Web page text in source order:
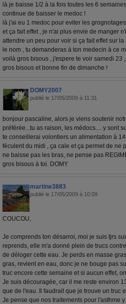
là je baisse 1/2 à la fois toutes les 6
continue de baisser le medoc !
là j'ai eu 1 medoc pour eviter les
et ça fait effet , je n'ai plus envie de manger
attendre un peu pour voir si ça fait effet sur
le nom , tu demanderas à ton medecin à ce
voilà gros bisous , j'espere te voir samedi 23
gros bisous et bonne fin de dimanche !
DOMY2007
publié le 17/05/2009 à 11:31
bonjour pascaline, alors je viens soutenir
préférée...tu as raison, les médocs.... y sont
te conseillerai volontiers un alimentation à
féculent du midi , ça cale et ça permet de ne
ne baisse pas les bras, ne pense pas
gros bisous à toi. DOMY
martine3883
publié le 17/05/2009 à 10:09
COUCOU,
Je comprends ton désarroi, moi je suis tjrs
reprends, elle m'a donné plein de trucs
de déloger cette eau. Je perds en masse
gras, revient en eau, donc je ne bouge pas
truc encore cette semaine et si aucun effet,
Je suis découragée, car il me reste environ
que de l'eau. Il faudrait que je trouve un truc
Je pense que nos traitements pour l'asthme